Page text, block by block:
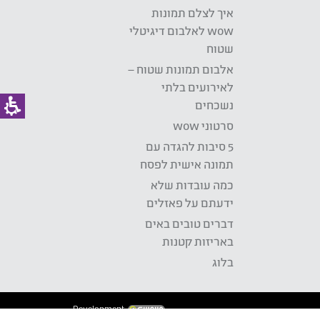
איך לצלם תמונות
wow לאלבום דיגיטלי
שטוח
אלבום תמונות שטוח –
לאירועים בלתי
נשכחים
סרטוני wow
5 סיבות להגדה עם
תמונה אישית לפסח
כמה עובדות שלא
ידעתם על פאזלים
דברים טובים באים
באריזות קטנות
בלוג
Development: